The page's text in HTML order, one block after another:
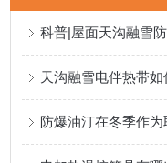
科普|屋面天沟融雪
天沟融雪电伴热带如
防爆油汀在冬季作